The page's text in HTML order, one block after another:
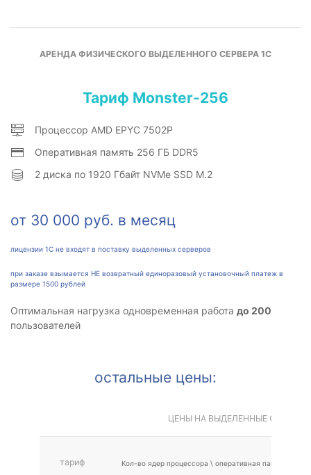
АРЕНДА ФИЗИЧЕСКОГО ВЫДЕЛЕННОГО СЕРВЕРА 1С
Тариф Monster-256
Процессор AMD EPYC 7502P
Оперативная память 256 ГБ DDR5
2 диска по 1920 Гбайт NVMe SSD M.2
от 30 000 руб. в месяц
лицензии 1С не входят в поставку выделенных серверов
при заказе взымается НЕ возвратный единоразовый установочный платеж в
размере 1500 рублей
Оптимальная нагрузка одновременная работа до 200
пользователей
остальные цены:
ЦЕНЫ НА ВЫДЕЛЕННЫЕ СЕРВЕРА
тариф Кол-во ядер процессора \ оперативная память \